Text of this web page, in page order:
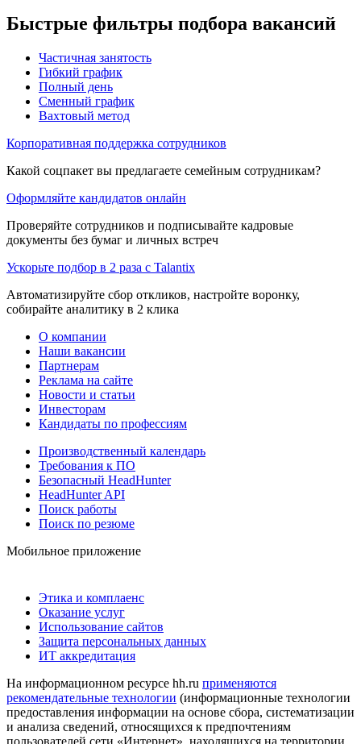
Быстрые фильтры подбора вакансий
Частичная занятость
Гибкий график
Полный день
Сменный график
Вахтовый метод
Корпоративная поддержка сотрудников
Какой соцпакет вы предлагаете семейным сотрудникам?
Оформляйте кандидатов онлайн
Проверяйте сотрудников и подписывайте кадровые
документы без бумаг и личных встреч
Ускорьте подбор в 2 раза с Talantix
Автоматизируйте сбор откликов, настройте воронку,
собирайте аналитику в 2 клика
О компании
Наши вакансии
Партнерам
Реклама на сайте
Новости и статьи
Инвесторам
Кандидаты по профессиям
Производственный календарь
Требования к ПО
Безопасный HeadHunter
HeadHunter API
Поиск работы
Поиск по резюме
Мобильное приложение
Этика и комплаенс
Оказание услуг
Использование сайтов
Защита персональных данных
ИТ аккредитация
На информационном ресурсе hh.ru применяются
рекомендательные технологии (информационные технологии
предоставления информации на основе сбора, систематизации
и анализа сведений, относящихся к предпочтениям
пользователей сети «Интернет», находящихся на территории